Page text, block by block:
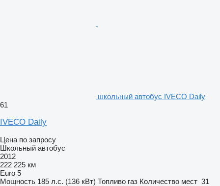
школьный автобус IVECO Daily
61
IVECO Daily
Цена по запросу
Школьный автобус
2012
222 225 км
Euro 5
Мощность 185 л.с. (136 кВт) Топливо газ Количество мест 31